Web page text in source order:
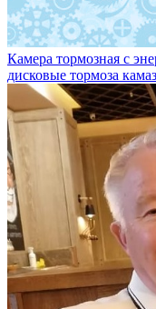
Камера тормозная с
дисковые тормоза